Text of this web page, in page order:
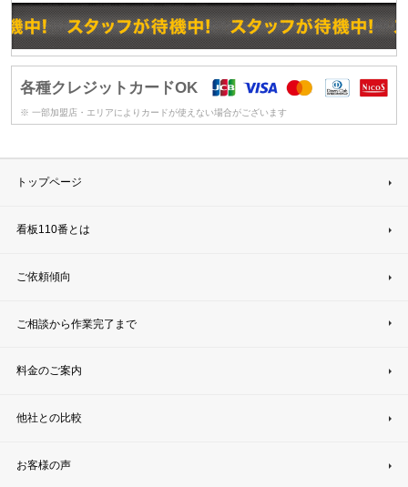
各種クレジットカードOK
※ 一部加盟店・エリアによりカードが使えない場合がございます
トップページ
看板110番とは
ご依頼傾向
ご相談から作業完了まで
料金のご案内
他社との比較
お客様の声